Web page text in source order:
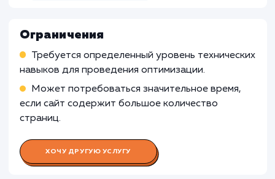
включающий в себя оптимизацию и
клиентской частей.
Узнать почему
Раскладываем